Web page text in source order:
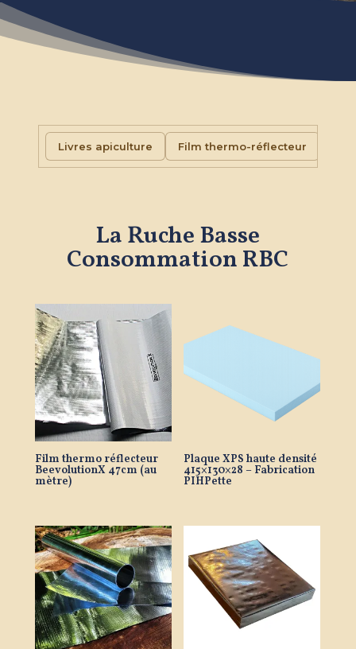
Livres apiculture Film thermo-réflecteur
La Ruche Basse
Consommation RBC
Film thermo réflecteur
BeevolutionX 47cm (au
mètre)
Plaque XPS haute densité
415×130×28 – Fabrication
PIHPette